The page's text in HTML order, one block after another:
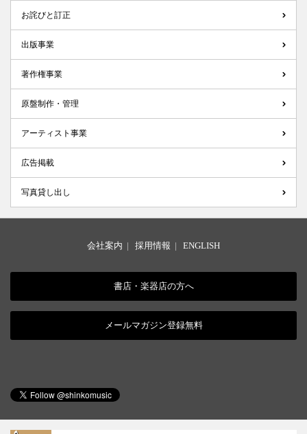
お詫びと訂正
出版事業
著作権事業
原盤制作・管理
アーティスト事業
広告掲載
写真貸し出し
会社案内 | 採用情報 | ENGLISH
書店・楽器店の方へ
メールマガジン登録無料